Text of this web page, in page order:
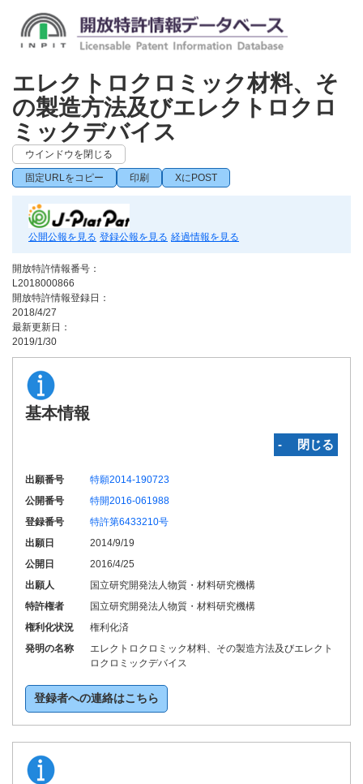
エレクトロクロミック材料、そ
の製造方法及びエレクトロクロ
ミックデバイス
ウインドウを閉じる
固定URLをコピー 印刷 XにPOST
公開公報を見る 登録公報を見る 経過情報を見る
開放特許情報番号：
L2018000866
開放特許情報登録日：
2018/4/27
最新更新日：
2019/1/30
基本情報
‐ 閉じる
出願番号
特願2014-190723
公開番号
特開2016-061988
登録番号
特許第6433210号
出願日
2014/9/19
公開日
2016/4/25
出願人
国立研究開発法人物質・材料研究機構
特許権者
国立研究開発法人物質・材料研究機構
権利化状況
権利化済
発明の名称
エレクトロクロミック材料、その製造方法及びエレクト
ロクロミックデバイス
登録者への連絡はこちら